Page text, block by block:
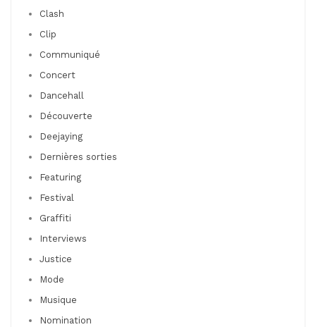
Clash
Clip
Communiqué
Concert
Dancehall
Découverte
Deejaying
Dernières sorties
Featuring
Festival
Graffiti
Interviews
Justice
Mode
Musique
Nomination